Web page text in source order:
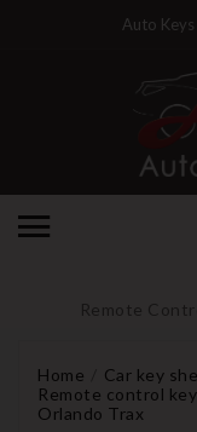
Auto Keys
Remote
Home Car key
Remote control
Orlando Trax